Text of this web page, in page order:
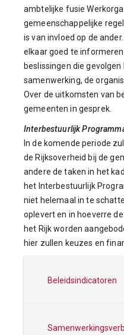
ambtelijke fusie
gemeenschappelijke
is van invloed op de
elkaar goed te
beslissingen die
samenwerking, de
Over de uitkomsten van
gemeenten in gesprek.
Interbestuurlijk
In de komende periode
de Rijksoverheid bij de
andere de taken in het
het Interbestuurlijk
niet helemaal in te
oplevert en in hoeverre
het Rijk worden
hier zullen keuzes en
Beleidsindicatoren